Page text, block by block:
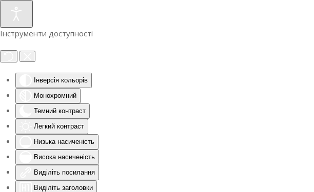
Інструменти доступності
Інверсія кольорів
Монохромний
Темний контраст
Легкий контраст
Низька насиченість
Висока насиченість
Виділіть посилання
Виділіть заголовки